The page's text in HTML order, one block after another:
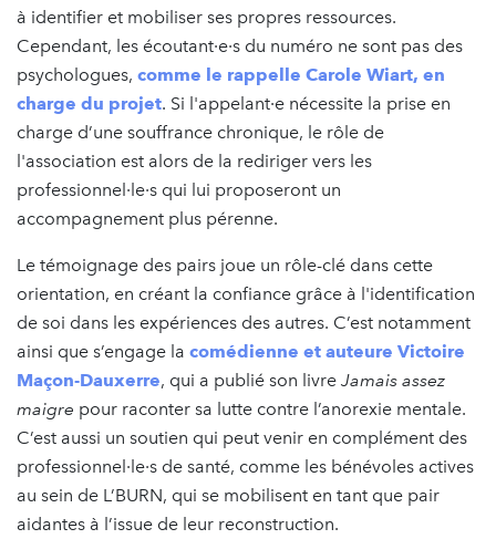
à identifier et mobiliser ses propres ressources.
Cependant, les écoutant·e·s du numéro ne sont pas des
psychologues, comme le rappelle Carole Wiart, en
charge du projet. Si l'appelant·e nécessite la prise en
charge d’une souffrance chronique, le rôle de
l'association est alors de la rediriger vers les
professionnel·le·s qui lui proposeront un
accompagnement plus pérenne.
Le témoignage des pairs joue un rôle-clé dans cette
orientation, en créant la confiance grâce à l'identification
de soi dans les expériences des autres. C’est notamment
ainsi que s’engage la comédienne et auteure Victoire
Maçon-Dauxerre, qui a publié son livre Jamais assez
maigre pour raconter sa lutte contre l’anorexie mentale.
C’est aussi un soutien qui peut venir en complément des
professionnel·le·s de santé, comme les bénévoles actives
au sein de L’BURN, qui se mobilisent en tant que pair
aidantes à l’issue de leur reconstruction.